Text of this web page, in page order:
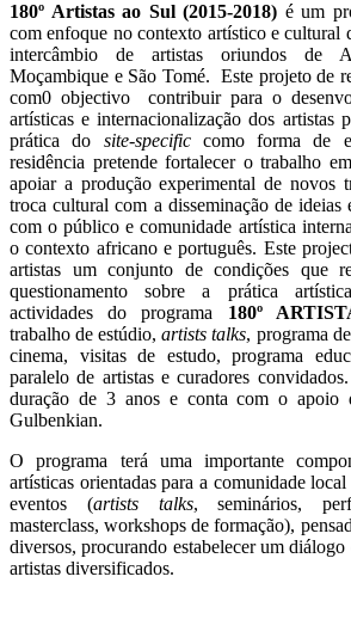
180º Artistas ao Sul (2015-2018) é um
com enfoque no contexto artístico e cultural
intercâmbio de artistas oriundos de
Moçambique e São Tomé. Este projeto de
com0 objectivo contribuir para o
artísticas e internacionalização dos artistas
prática do site-specific como forma de
residência pretende fortalecer o trabalho
apoiar a produção experimental de novos
troca cultural com a disseminação de ideias
com o público e comunidade artística
o contexto africano e português. Este
artistas um conjunto de condições que
questionamento sobre a prática
actividades do programa 180º
trabalho de estúdio,artists talks, programa
cinema, visitas de estudo, programa
paralelo de artistas e curadores
duração de 3 anos e conta com o apoio
Gulbenkian.
O programa terá uma importante
artísticas orientadas para a comunidade
eventos (artists talks, seminários,
masterclass, workshops de formação),
diversos, procurando estabelecer um
artistas diversificados.